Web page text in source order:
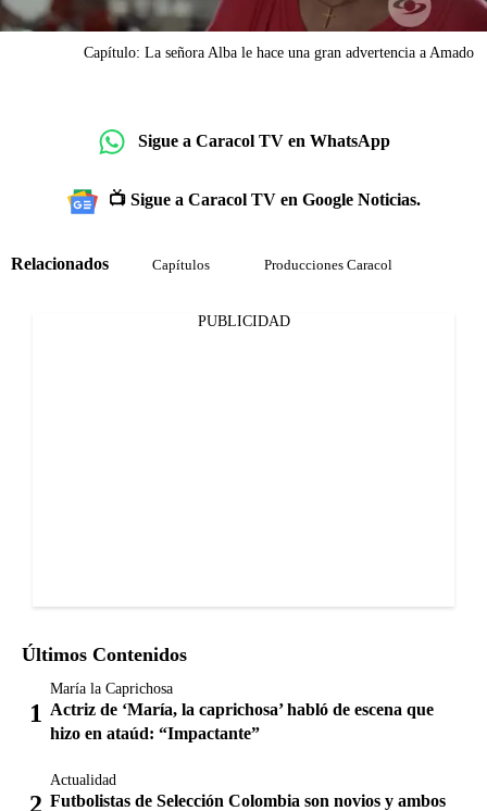
Capítulo: La señora Alba le hace una gran advertencia a Amado
Sigue a Caracol TV en WhatsApp
📺 Sigue a Caracol TV en Google Noticias.
Relacionados Capítulos Producciones Caracol
PUBLICIDAD
Últimos Contenidos
María la Caprichosa
Actriz de ‘María, la caprichosa’ habló de escena que
hizo en ataúd: “Impactante”
Actualidad
Futbolistas de Selección Colombia son novios y ambos